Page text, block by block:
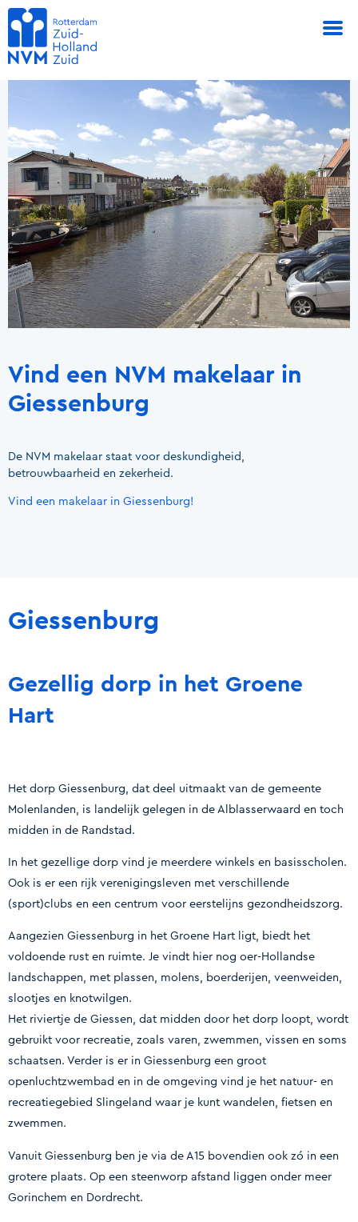
Vind een NVM makelaar in
Giessenburg
De NVM makelaar staat voor deskundigheid,
betrouwbaarheid en zekerheid.
Vind een makelaar in Giessenburg!
Giessenburg
Gezellig dorp in het Groene
Hart
Het dorp Giessenburg, dat deel uitmaakt van de gemeente
Molenlanden, is landelijk gelegen in de Alblasserwaard en toch
midden in de Randstad.
In het gezellige dorp vind je meerdere winkels en basisscholen.
Ook is er een rijk verenigingsleven met verschillende
(sport)clubs en een centrum voor eerstelijns gezondheidszorg.
Aangezien Giessenburg in het Groene Hart ligt, biedt het
voldoende rust en ruimte. Je vindt hier nog oer-Hollandse
landschappen, met plassen, molens, boerderijen, veenweiden,
slootjes en knotwilgen.
Het riviertje de Giessen, dat midden door het dorp loopt, wordt
gebruikt voor recreatie, zoals varen, zwemmen, vissen en soms
schaatsen. Verder is er in Giessenburg een groot
openluchtzwembad en in de omgeving vind je het natuur- en
recreatiegebied Slingeland waar je kunt wandelen, fietsen en
zwemmen.
Vanuit Giessenburg ben je via de A15 bovendien ook zó in een
grotere plaats. Op een steenworp afstand liggen onder meer
Gorinchem en Dordrecht.